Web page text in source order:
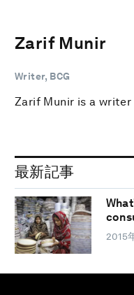
Zarif Munir
Writer, BCG
Zarif Munir is a writer
最新記事
2015